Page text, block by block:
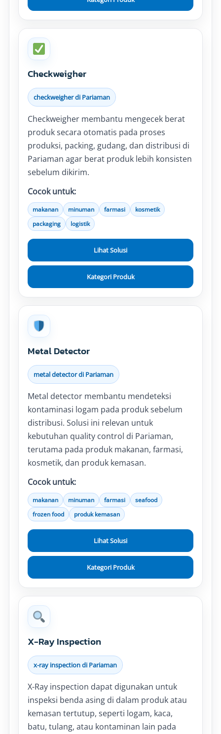
Checkweigher
checkweigher di Pariaman
Checkweigher membantu mengecek berat
produk secara otomatis pada proses
produksi, packing, gudang, dan distribusi di
Pariaman agar berat produk lebih konsisten
sebelum dikirim.
Cocok untuk:
makanan minuman farmasi
kosmetik
packaging
logistik
Lihat Solusi
Kategori Produk
Metal Detector
metal detector di Pariaman
Metal detector membantu mendeteksi
kontaminasi logam pada produk sebelum
distribusi. Solusi ini relevan untuk
kebutuhan quality control di Pariaman,
terutama pada produk makanan, farmasi,
kosmetik, dan produk kemasan.
Cocok untuk:
makanan minuman farmasi
seafood
frozen food
produk kemasan
Lihat Solusi
Kategori Produk
X-Ray Inspection
x-ray inspection di Pariaman
X-Ray inspection dapat digunakan untuk
inspeksi benda asing di dalam produk atau
kemasan tertutup, seperti logam, kaca,
batu, tulang, atau kontaminan lain pada